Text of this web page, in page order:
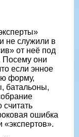
не служили в
от неё под
Посему они
если энное
форму,
батальоны,
ошибка
«экспертов».